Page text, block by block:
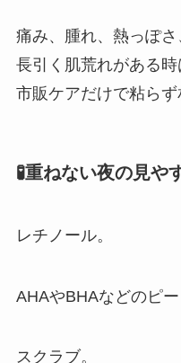
痛み、腫れ、熱っぽさ
長引く肌荒れがある時
市販ケアだけで粘らず
🧪重ねない夜の見や
レチノール。
AHAやBHAなどのピー
スクラブ。